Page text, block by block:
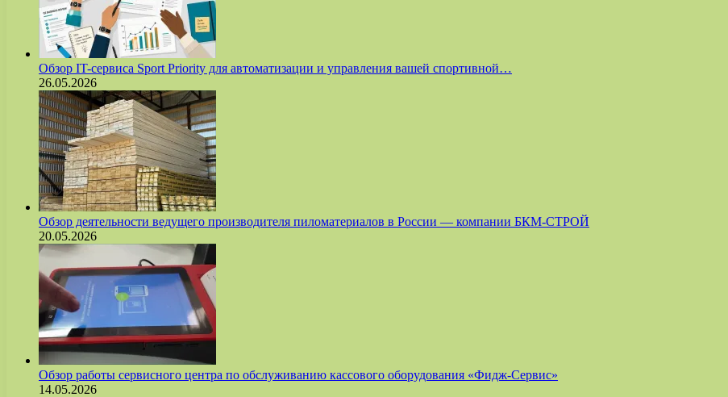
Обзор IT-сервиса Sport Priority для автоматизации и управления вашей спортивной…
26.05.2026
Обзор деятельности ведущего производителя пиломатериалов в России — компании БКМ-СТРОЙ
20.05.2026
Обзор работы сервисного центра по обслуживанию кассового оборудования «Фидж-Сервис»
14.05.2026